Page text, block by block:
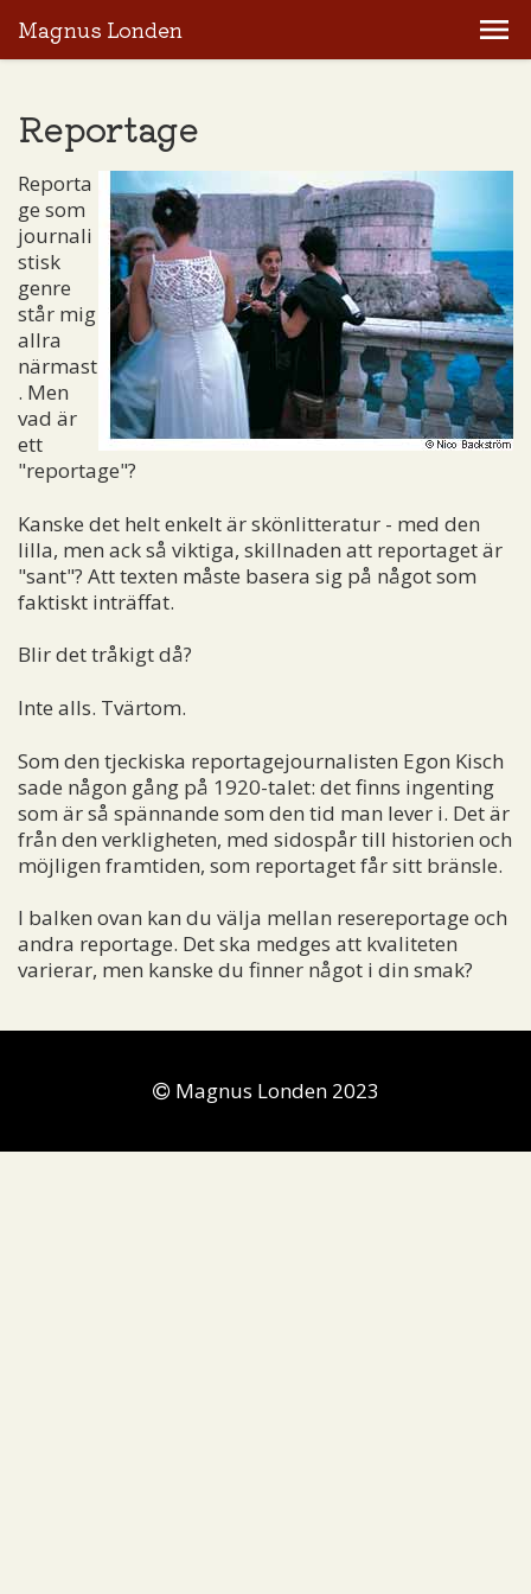
Magnus Londen
Reportage
Reporta
ge som
journali
stisk
genre
står mig
allra
närmast
. Men
vad är
ett
"reportage"?
Kanske det helt enkelt är skönlitteratur - med den
lilla, men ack så viktiga, skillnaden att reportaget är
"sant"? Att texten måste basera sig på något som
faktiskt inträffat.
Blir det tråkigt då?
Inte alls. Tvärtom.
Som den tjeckiska reportagejournalisten Egon Kisch
sade någon gång på 1920-talet: det finns ingenting
som är så spännande som den tid man lever i. Det är
från den verkligheten, med sidospår till historien och
möjligen framtiden, som reportaget får sitt bränsle.
I balken ovan kan du välja mellan resereportage och
andra reportage. Det ska medges att kvaliteten
varierar, men kanske du finner något i din smak?
Magnus Londen 2023